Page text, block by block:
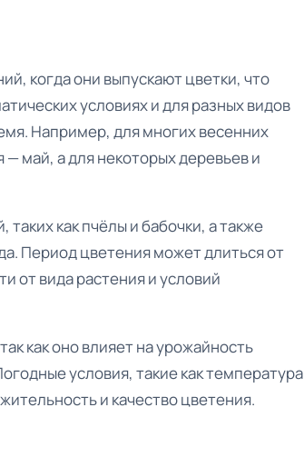
когда они выпускают цветки, что
условиях и для разных видов
Например, для многих весенних
май, а для некоторых деревьев и
как пчёлы и бабочки, а также
Период цветения может длиться от
от вида растения и условий
как оно влияет на урожайность
условия, такие как температура
и качество цветения.